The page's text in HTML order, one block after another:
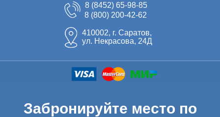
8 (8452) 65-98-85
8 (800) 200-42-62
410002, г. Саратов,
ул. Некрасова, 24Д
Забронируйте место по